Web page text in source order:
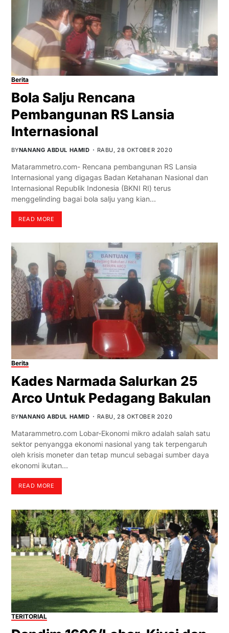
Berita
Bola Salju Rencana
Pembangunan RS Lansia
Internasional
BYNANANG ABDUL HAMID RABU, 28 OKTOBER 2020
Matarammetro.com- Rencana pembangunan RS Lansia
Internasional yang digagas Badan Ketahanan Nasional dan
Internasional Republik Indonesia (BKNI RI) terus
menggelinding bagai bola salju yang kian…
READ MORE
Berita
Kades Narmada Salurkan 25
Arco Untuk Pedagang Bakulan
BYNANANG ABDUL HAMID RABU, 28 OKTOBER 2020
Matarammetro.com Lobar-Ekonomi mikro adalah salah satu
sektor penyangga ekonomi nasional yang tak terpengaruh
oleh krisis moneter dan tetap muncul sebagai sumber daya
ekonomi ikutan…
READ MORE
TERITORIAL